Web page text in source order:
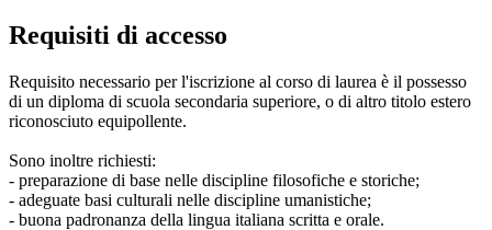
Requisiti di accesso
Requisito necessario per l'iscrizione al corso di laurea è il possesso
di un diploma di scuola secondaria superiore, o di altro titolo estero
riconosciuto equipollente.
Sono inoltre richiesti:
- preparazione di base nelle discipline filosofiche e storiche;
- adeguate basi culturali nelle discipline umanistiche;
- buona padronanza della lingua italiana scritta e orale.